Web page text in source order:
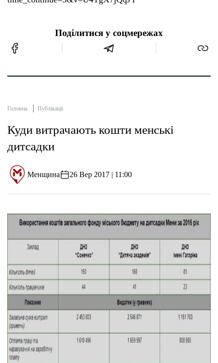
Поділитися у соцмережах
Головна Публікації
Куди витрачають кошти менські
дитсадки
Менщина 26 Вер 2017 | 11:00